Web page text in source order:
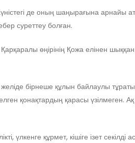
де оның шаңырағына арнайы
суреттеу болған.
өңірінің Қожа елінен шыққан
бірнеше құлын байлаулы
қонақтардың қарасы үзілмеген.
құрмет, кішіге ізет секілді